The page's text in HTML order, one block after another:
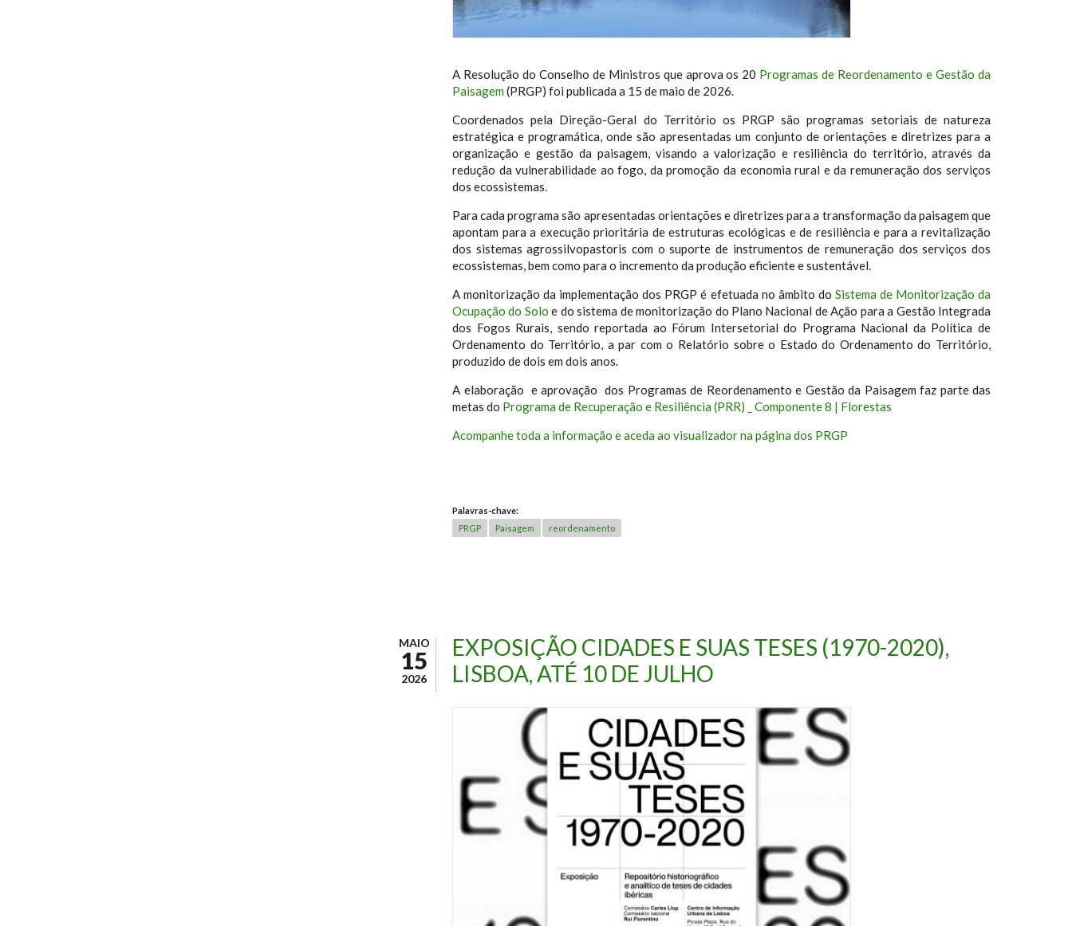
A Resolução do Conselho de Ministros que aprova os 20 Programas de Reordenamento e Gestão da
Paisagem (PRGP) foi publicada a 15 de maio de 2026.
Coordenados pela Direção-Geral do Território os PRGP são programas setoriais de natureza
estratégica e programática, onde são apresentadas um conjunto de orientações e diretrizes para a
organização e gestão da paisagem, visando a valorização e resiliência do território, através da
redução da vulnerabilidade ao fogo, da promoção da economia rural e da remuneração dos serviços
dos ecossistemas.
Para cada programa são apresentadas orientações e diretrizes para a transformação da paisagem que
apontam para a execução prioritária de estruturas ecológicas e de resiliência e para a revitalização
dos sistemas agrossilvopastoris com o suporte de instrumentos de remuneração dos serviços dos
ecossistemas, bem como para o incremento da produção eficiente e sustentável.
A monitorização da implementação dos PRGP é efetuada no âmbito do Sistema de Monitorização da
Ocupação do Solo e do sistema de monitorização do Plano Nacional de Ação para a Gestão Integrada
dos Fogos Rurais, sendo reportada ao Fórum Intersetorial do Programa Nacional da Política de
Ordenamento do Território, a par com o Relatório sobre o Estado do Ordenamento do Território,
produzido de dois em dois anos.
A elaboração e aprovação dos Programas de Reordenamento e Gestão da Paisagem faz parte das
metas do Programa de Recuperação e Resiliência (PRR) _ Componente 8 | Florestas
Acompanhe toda a informação e aceda ao visualizador na página dos PRGP
Palavras-chave:
PRGP
Paisagem reordenamento
MAIO
15
2026
EXPOSIÇÃO CIDADES E SUAS TESES (1970-2020),
LISBOA, ATÉ 10 DE JULHO